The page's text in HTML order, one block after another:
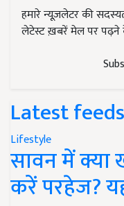
हमारे न्यूज़लेटर की
लेटेस्ट ख़बरें मेल पर पढ़ने
Latest feeds
Lifestyle
सावन में क्या
करें परहेज?